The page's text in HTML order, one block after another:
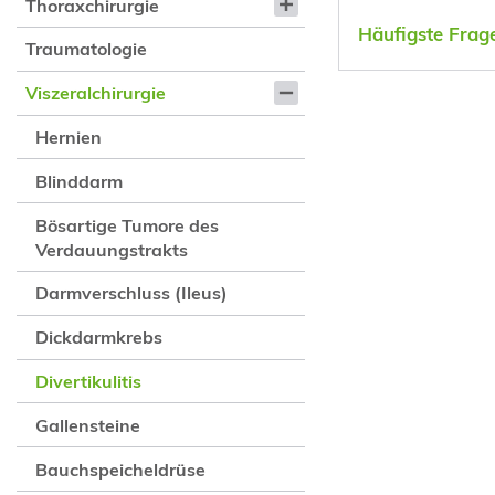
Thoraxchirurgie
Traumatologie
Viszeralchirurgie
Hernien
Blinddarm
Bösartige Tumore des
Verdauungstrakts
Darmverschluss (Ileus)
Dickdarmkrebs
Divertikulitis
Gallensteine
Bauchspeicheldrüse
Häufigste